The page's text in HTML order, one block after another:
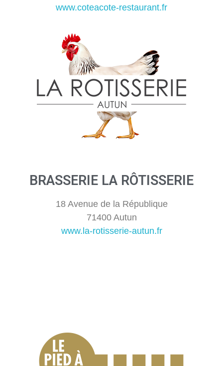
www.coteacote-restaurant.fr
BRASSERIE LA RÔTISSERIE
18 Avenue de la République
71400 Autun
www.la-rotisserie-autun.fr